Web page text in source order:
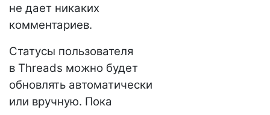
не дает никаких
комментариев.
Статусы пользователя
в Threads можно будет
обновлять автоматически
или вручную. Пока